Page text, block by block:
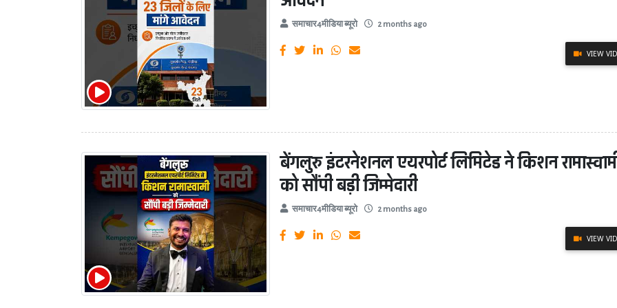
समाचार4मीडिया ब्यूरो 2 months ago
VIEW
बेंगलुरु इंटरनेशनल एयरपोर्ट लिमिटेड ने किशन
को सौंपी बड़ी जिम्मेदारी
समाचार4मीडिया ब्यूरो 2 months ago
VIEW